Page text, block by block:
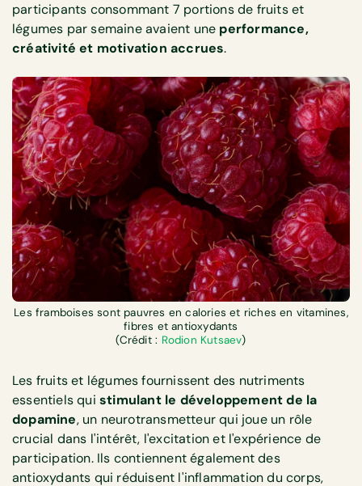
participants consommant 7 portions de fruits et
légumes par semaine avaient une performance,
créativité et motivation accrues.
Les framboises sont pauvres en calories et riches en vitamines,
fibres et antioxydants
(Crédit : Rodion Kutsaev)
Les fruits et légumes fournissent des nutriments
essentiels qui stimulant le développement de la
dopamine, un neurotransmetteur qui joue un rôle
crucial dans l'intérêt, l'excitation et l'expérience de
participation. Ils contiennent également des
antioxydants qui réduisent l'inflammation du corps,